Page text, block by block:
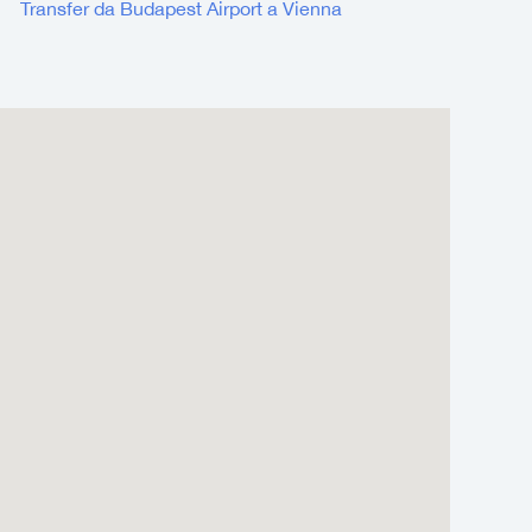
Transfer da Budapest Airport a Vienna